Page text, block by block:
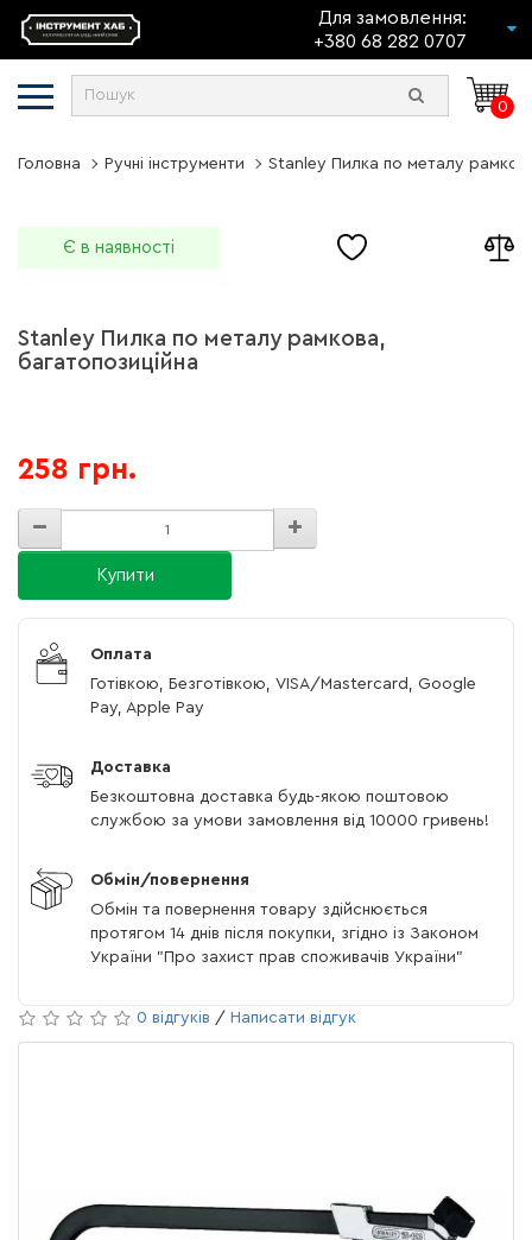
Для замовлення:
+380 68 282 0707
0
Головна Ручні інструменти Stanley Пилка по металу
Є в наявності
Stanley Пилка по металу рамкова,
багатопозиційна
258 грн.
Купити
Оплата
Готівкою, Безготівкою, VISA/Mastercard, Google
Pay, Apple Pay
Доставка
Безкоштовна доставка будь-якою поштовою
службою за умови замовлення від 10000 гривень!
Обмін/повернення
Обмін та повернення товару здійснюється
протягом 14 днів після покупки, згідно із Законом
України "Про захист прав споживачів України"
0 відгуків / Написати відгук